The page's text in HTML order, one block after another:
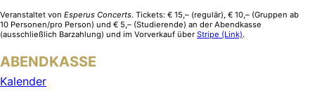
Veranstaltet von Esperus Concerts. Tickets: € 15,– (regulär), € 10,– (Gruppen ab
10 Personen/pro Person) und € 5,– (Studierende) an der Abendkasse
(ausschließlich Barzahlung) und im Vorverkauf über Stripe (Link).
ABENDKASSE
Kalender